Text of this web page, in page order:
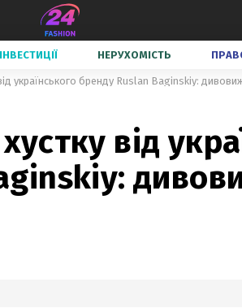
ІНВЕСТИЦІЇ НЕРУХОМІСТЬ
українського бренду Ruslan Baginskiy:
від